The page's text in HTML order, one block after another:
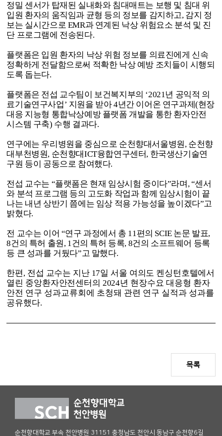
정밀 센서가 탑재된 실내화와 침대매트는 보행 및 침대 위
입원 환자의 움직임과 균형 등의 정보를 감지하고, 감지 정
보는 실시간으로 EMR과 연계된 낙상 위험요소 분석 및 진
단 프로그램에 전송된다.
플랫폼은 입원 환자의 낙상 위험 정보를 의료진에게 신속
정확하게 전달함으로써 적확한 낙상 예방 조치들이 시행되
도록 돕는다.
플랫폼은 전섭 교수팀이 보건복지부의 ‘2021년 공익적 의
료기술연구사업’ 지원을 받아4년간 이어온 연구과제(현장
대응 지능형 통합낙상예방 플랫폼 개발을 통한 환자안전
시스템 구축) 수행 결과다.
연구에는 우리병원을 중심으로 순천향대서울병원, 순천향
대부천병원, 순천향대ICT융합연구센터, 한국생산기술연
구원 등이 공동으로 참여했다.
전섭 교수는 “플랫폼은 현재 임상시험 중이다”라며 , “센서
와 분석 프로그램 등의 고도화 작업과 함께 임상시험이 끝
나는 내년 상반기 쯤에는 임상 적용 가능성을 높이겠다”고
밝혔다.
전 교수는 이어 “연구 과정에서 총 11편의 SCIE 논문 발표,
8건의 특허 출원, 1건의 특허 등록, 8건의 소프트웨어 등록
등 큰 성과를 거뒀다”고 말했다.
한편, 전섭 교수는 지난 17일 서울 여의도 켄싱턴호텔에서
열린 중앙환자안전센터의 2024년 현장수요 대응형 환자
안전 연구 성과교류회에 초청돼 관련 연구 실적과 성과를
공유했다.
목록
순천향대학교 부속 천안병원 31151 충청남도 천안시 동남구 순천향6길